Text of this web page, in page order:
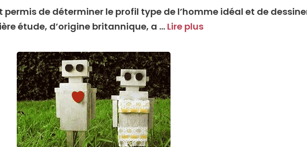
permis de déterminer le profil type de l’homme idéal et de
étude, d’origine britannique, a … Lire plus